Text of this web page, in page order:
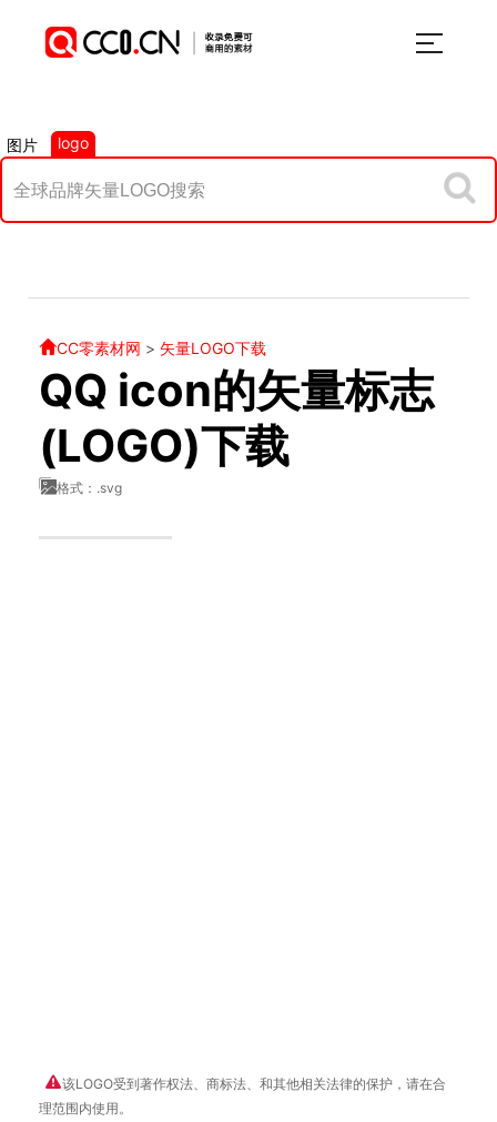
图片 logo
CC零素材网 > 矢量LOGO下载
QQ icon的矢量标志
(LOGO)下载
格式：.svg
该LOGO受到著作权法、商标法、和其他相关法律的保护，请在合
理范围内使用。